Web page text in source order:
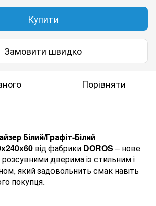
Купити
Замовити швидко
Порівняти
Білий/Графіт-Білий
від фабрики DOROS – нове
дверима із стильним і
який задовольнить смак навіть
покупця.